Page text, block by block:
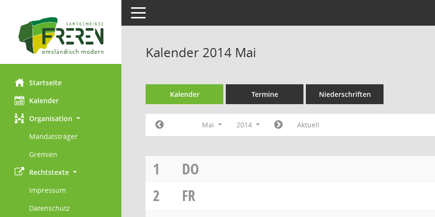
Startseite
Kalender
Organisation
Mandatsträger
Gremien
Rechtstexte
Impressum
Datenschutz
Toggle navigation
Kalender 2014 Mai
Kalender Termine Niederschriften
Mai 2014 Aktuell
1
DO
2
FR